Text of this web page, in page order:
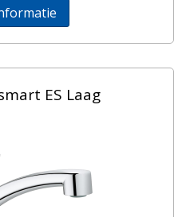
ES Laag